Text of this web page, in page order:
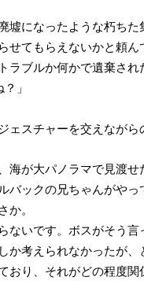
になったような朽ち
せてもらえないかと頼
ブルか何かで遺棄され
」
スチャーを交えなが
が大パノラマで見渡
バックの兄ちゃんがや
か。
ないです。ボスがそう
か考えられなかったが
おり、それがどの程度